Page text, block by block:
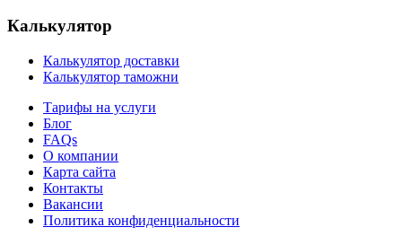
Калькулятор
Калькулятор доставки
Калькулятор таможни
Тарифы на услуги
Блог
FAQs
О компании
Карта сайта
Контакты
Вакансии
Политика конфиденциальности